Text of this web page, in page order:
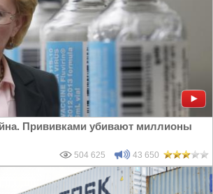
Прививками убивают миллионы
504 625 43 650